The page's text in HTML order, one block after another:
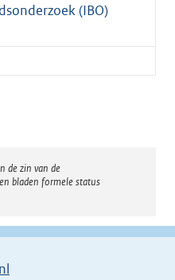
(IBO)
de zin van de
bladen formele status